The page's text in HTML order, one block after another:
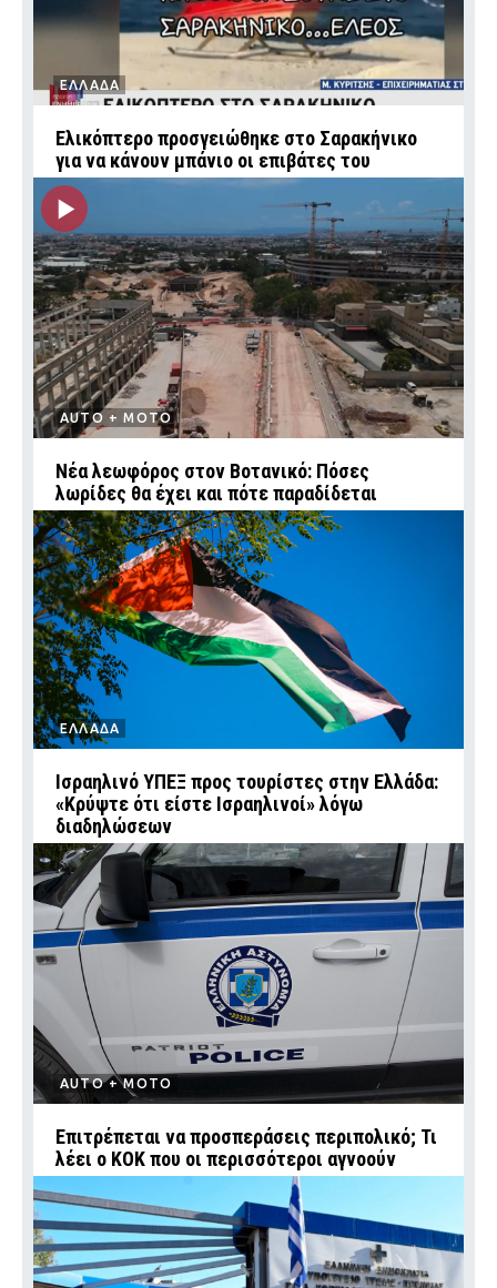
ΕΛΛΑΔΑ
Ελικόπτερο προσγειώθηκε στο Σαρακήνικο
για να κάνουν μπάνιο οι επιβάτες του
AUTO + MOTO
Νέα λεωφόρος στον Βοτανικό: Πόσες
λωρίδες θα έχει και πότε παραδίδεται
ΕΛΛΑΔΑ
Ισραηλινό ΥΠΕΞ προς τουρίστες στην Ελλάδα:
«Κρύψτε ότι είστε Ισραηλινοί» λόγω
διαδηλώσεων
AUTO + MOTO
Επιτρέπεται να προσπεράσεις περιπολικό; Τι
λέει ο ΚΟΚ που οι περισσότεροι αγνοούν